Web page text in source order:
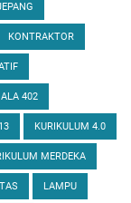
KONTRAKTOR
402
KURIKULUM 4.0
MERDEKA
LAMPU